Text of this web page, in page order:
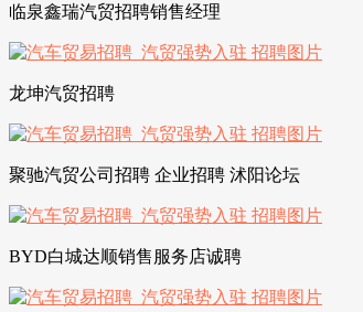
临泉鑫瑞汽贸招聘销售经理
龙坤汽贸招聘
聚驰汽贸公司招聘 企业招聘 沭阳论坛
BYD白城达顺销售服务店诚聘